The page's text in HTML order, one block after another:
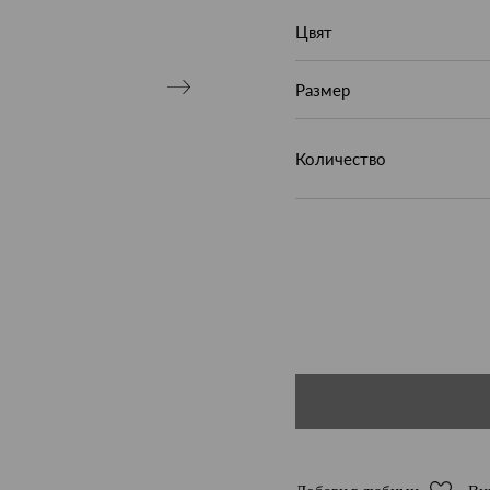
Цвят
Размер
Количество